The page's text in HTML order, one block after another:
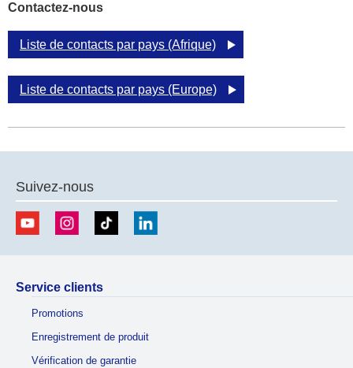
Contactez-nous
Liste de contacts par pays (Afrique)
Liste de contacts par pays (Europe)
Suivez-nous
Service clients
Promotions
Enregistrement de produit
Vérification de garantie